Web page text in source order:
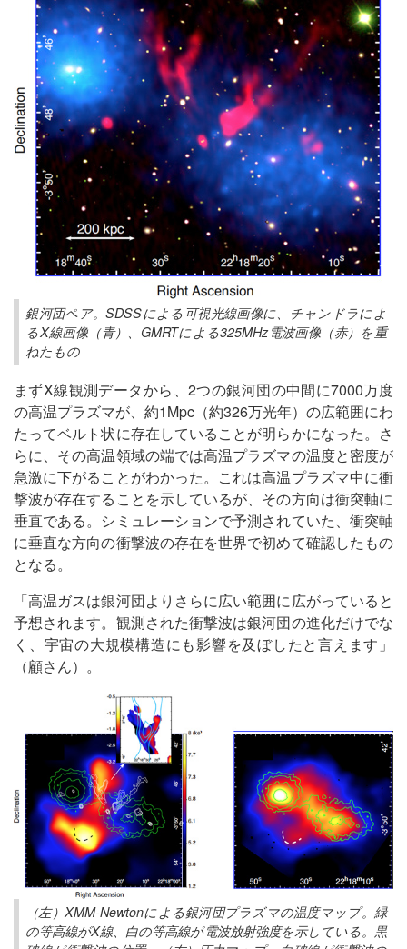
銀河団ペア。SDSSによる可視光線画像に、チャンドラによ
るX線画像（青）、GMRTによる325MHz電波画像（赤）を重
ねたもの
まずX線観測データから、2つの銀河団の中間に7000万度
の高温プラズマが、約1Mpc（約326万光年）の広範囲にわ
たってベルト状に存在していることが明らかになった。さ
らに、その高温領域の端では高温プラズマの温度と密度が
急激に下がることがわかった。これは高温プラズマ中に衝
撃波が存在することを示しているが、その方向は衝突軸に
垂直である。シミュレーションで予測されていた、衝突軸
に垂直な方向の衝撃波の存在を世界で初めて確認したもの
となる。
「高温ガスは銀河団よりさらに広い範囲に広がっていると
予想されます。観測された衝撃波は銀河団の進化だけでな
く、宇宙の大規模構造にも影響を及ぼしたと言えます」
（顧さん）。
（左）XMM-Newtonによる銀河団プラズマの温度マップ。緑
の等高線がX線、白の等高線が電波放射強度を示している。黒